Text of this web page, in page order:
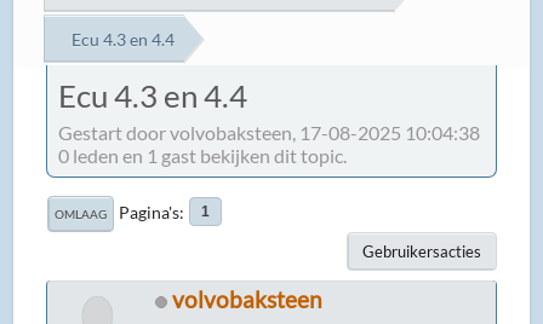
Ecu 4.3 en 4.4
Ecu 4.3 en 4.4
Gestart door volvobaksteen, 17-08-2025 10:04:38
0 leden en 1 gast bekijken dit topic.
OMLAAG Pagina's 1
Gebruikersacties
volvobaksteen